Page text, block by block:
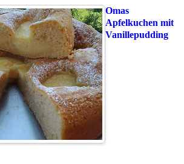
Omas
Apfelkuchen mit
Vanillepudding